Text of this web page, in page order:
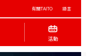
有關TAITO 語言
活動